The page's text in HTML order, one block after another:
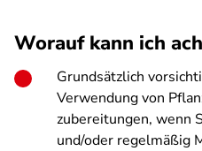
Worauf kann ich
Grundsätzlich
Verwendung von
zubereitungen, wenn
und/oder regelmäßig